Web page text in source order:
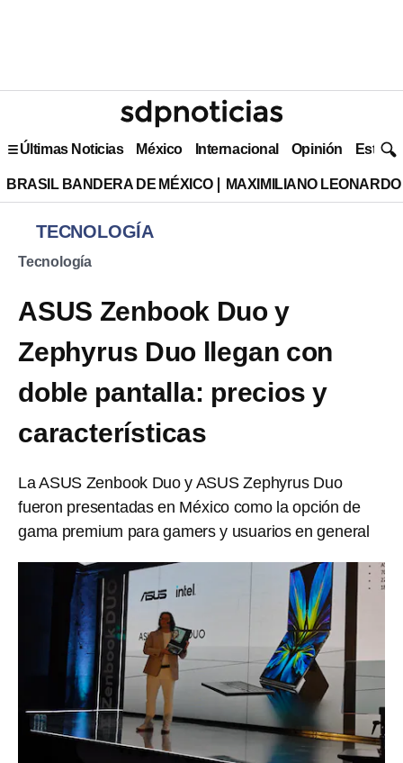
Últimas Noticias México Internacional Opinión Estilo
BRASIL BANDERA DE MÉXICO MAXIMILIANO
TECNOLOGÍA
Tecnología
ASUS Zenbook Duo y
Zephyrus Duo llegan con
doble pantalla: precios y
características
La ASUS Zenbook Duo y ASUS Zephyrus Duo
fueron presentadas en México como la opción de
gama premium para gamers y usuarios en general